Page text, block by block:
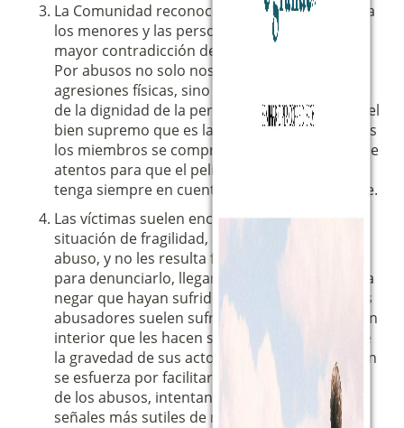
La Comunidad reconoce que los abusos contra
los menores y las personas vulnerables son la
mayor contradicción del testimonio cristiano.
Por abusos no solo nos referimos a las
agresiones físicas, sino a todas las violaciones
de la dignidad de la persona y, en particular, del
bien supremo que es la libertad. Por eso, todos
los miembros se comprometen a estar siempre
atentos para que el peligro de tales abusos se
tenga siempre en cuenta y nunca se subestime.
Las víctimas suelen encontrarse en una
situación de fragilidad, agravada por el propio
abuso, y no les resulta fácil encontrar la fuerza
para denunciarlo, llegando a menudo incluso a
negar que hayan sufrido el abuso. También los
abusadores suelen sufrir formas de disociación
interior que les hacen ser poco conscientes de
la gravedad de sus actos. Por eso, la Asociación
se esfuerza por facilitar al máximo la denuncia
de los abusos, intentando detectar hasta las
señales más sutiles de malestar.